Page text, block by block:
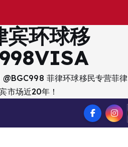
菲律环球移民专营菲律
市场近20年！